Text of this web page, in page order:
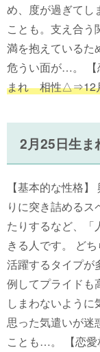
め、度が過ぎてし
ことも。支え合う
満を抱えているた
危うい面が…。 【
まれ 相性△⇒12
2月25日生ま
【基本的な性格
りに突き詰める
たりするなど、「
きる人です。 ど
活躍するタイプが
例してプライドも
しまわないように
思った気遣いが迷
ことも…。 【恋愛